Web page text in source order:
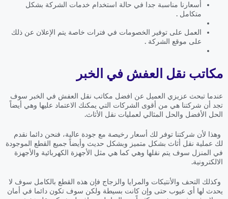
أسعارنا مناسبة جدا في حالة استخدام خدمات الشركة بشكل
متكامل .
العمل على توفير الخصومات في فترات خاصة يتم الإعلان عن ذلك
على موقع الشركة .
مكاتب نقل العفش في الخبر
عندما تبحث عزيزي العميل عن افضل مكاتب نقل العفش في الخبر سوف
تجد أن شركتنا هي من أقوى الشركات التي يمكنك الاعتماد عليها وهي أيضاً
الحل الأفضل والحل المثالي لعمليات نقل الأثاث.
وهذا لأن شركتنا توفر لك أسعار رخيصة مع جودة عالية، فنحن دائما نقدم
لك عملية نقل أثاث بشكل متميز وبشكل حديث وأيضاً جميع القطع الموجودة
في المنزل سوف يتم نقلها وهي كما هي مثل الأجهزة الكهربائية والأجهزة
الالكترونية.
وكذلك التحف والأنتيكات والمرايا والزجاج فإن هذه القطع بالكامل سوف لا
يحدث لها أي عيوب حتى وإن كانت بسيطة ولكن سوف تكون دائما في أمان